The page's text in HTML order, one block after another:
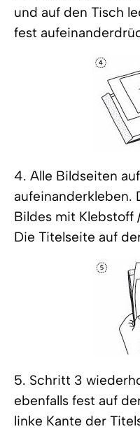
und auf den Tisch
fest
4. Alle Bildseiten
aufeinanderkleben.
Bildes mit Klebstoff
Die Titelseite auf
5. Schritt 3
ebenfalls fest auf
linke Kante der